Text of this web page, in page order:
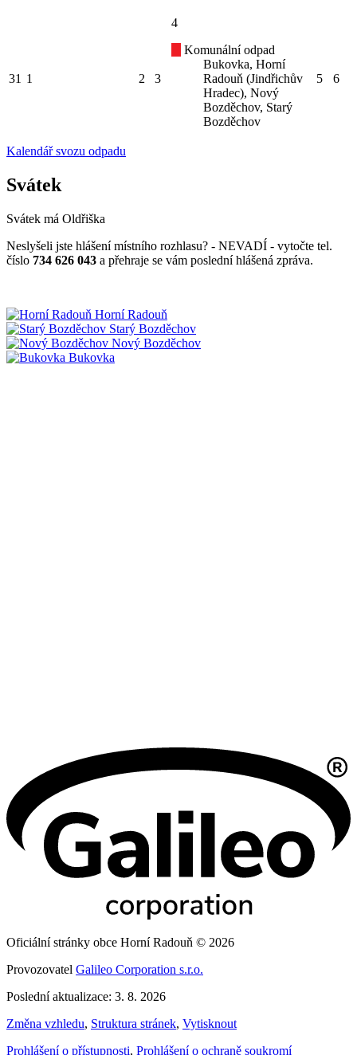
31 1 2 3
4
Komunální odpad
Bukovka, Horní
Radouň (Jindřichův
Hradec), Nový
Bozděchov, Starý
Bozděchov
5 6
Kalendář svozu odpadu
Svátek
Svátek má Oldřiška
Neslyšeli jste hlášení místního rozhlasu? - NEVADÍ - vytočte tel.
číslo 734 626 043 a přehraje se vám poslední hlášená zpráva.
Horní Radouň
Starý Bozděchov
Nový Bozděchov
Bukovka
Oficiální stránky obce Horní Radouň © 2026
Provozovatel Galileo Corporation s.r.o.
Poslední aktualizace: 3. 8. 2026
Změna vzhledu, Struktura stránek, Vytisknout
Prohlášení o přístupnosti, Prohlášení o ochraně soukromí